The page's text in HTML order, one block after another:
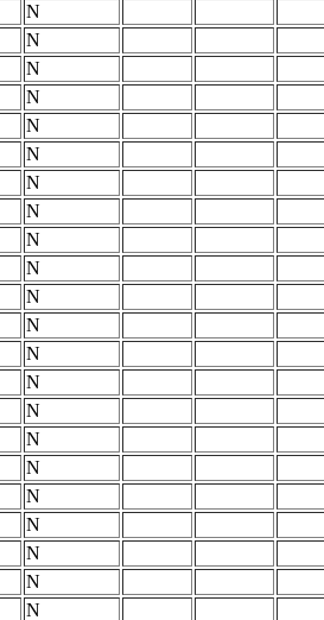
N
N
N
N
N
N
N
N
N
N
N
N
N
N
N
N
N
N
N
N
N
N